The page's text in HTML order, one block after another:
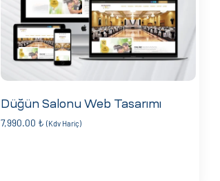
Düğün Salonu Web Tasarımı
7,990.00 ₺ (Kdv Hariç)